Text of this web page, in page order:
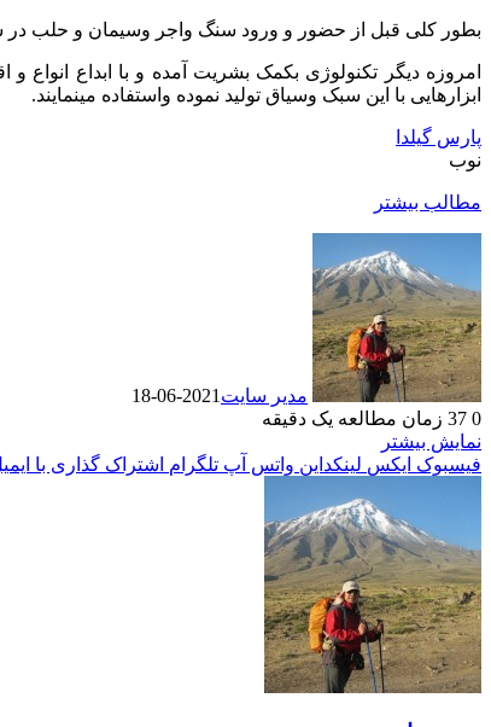
بطور کلی قبل از حضور و ورود سنگ واجر وسیمان و حلب
امروزه دیگر تکنولوژی بکمک بشریت آمده و با ابداع انواع
ابزارهایی با این سبک وسیاق تولید نموده واستفاده مینمایند.
پارس گیلدا
نوب
مطالب بیشتر
مدیر سایت 2021-06-18
0
زمان مطالعه یک دقیقه
نمایش بیشتر
فیسبوک ایکس لینکداین واتس آپ تلگرام اشتراک گذاری با